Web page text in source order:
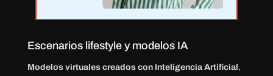
Escenarios lifestyle y modelos IA
Modelos virtuales creados con Inteligencia Artificial ,